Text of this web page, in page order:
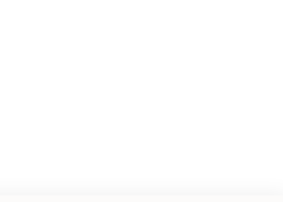
@rundumsbaby_